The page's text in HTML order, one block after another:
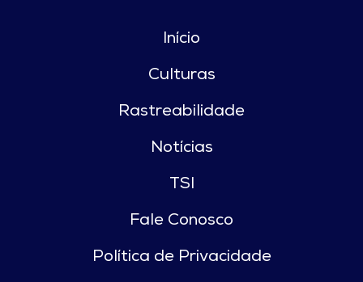
Início
Culturas
Rastreabilidade
Notícias
TSI
Fale Conosco
Política de Privacidade